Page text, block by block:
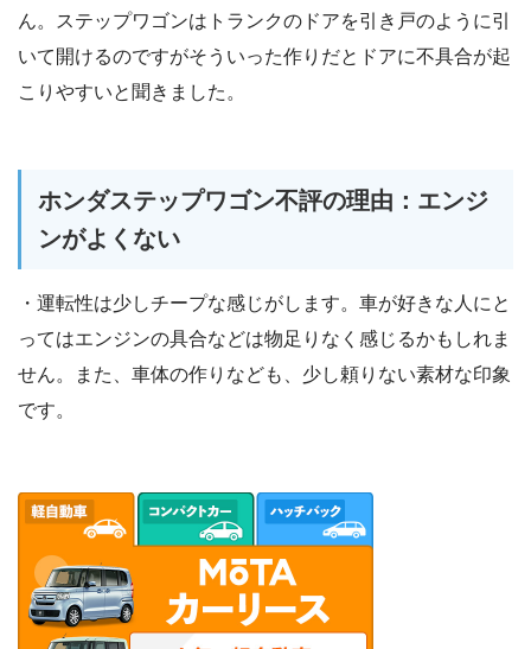
ん。ステップワゴンはトランクのドアを引き戸のように引
いて開けるのですがそういった作りだとドアに不具合が起
こりやすいと聞きました。
ホンダステップワゴン不評の理由：エンジ
ンがよくない
・運転性は少しチープな感じがします。車が好きな人にと
ってはエンジンの具合などは物足りなく感じるかもしれま
せん。また、車体の作りなども、少し頼りない素材な印象
です。